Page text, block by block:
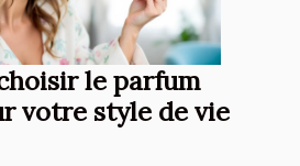
le parfum
votre style de vie